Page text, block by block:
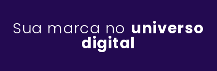
Sua marca no universo
digital